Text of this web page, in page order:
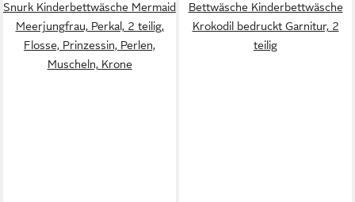
Snurk Kinderbettwäsche Mermaid
Meerjungfrau, Perkal, 2 teilig,
Flosse, Prinzessin, Perlen,
Muscheln, Krone
Bettwäsche Kinderbettwäsche
Krokodil bedruckt Garnitur, 2
teilig